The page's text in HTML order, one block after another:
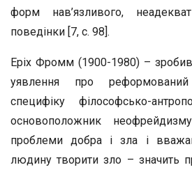
форм нав’язливого,
поведінки [7, с. 98].
Еріх Фромм (1900-1980) – зробив
уявлення про
специфіку філософсько-
основоположник
проблеми добра і зла і
людину творити зло – значить